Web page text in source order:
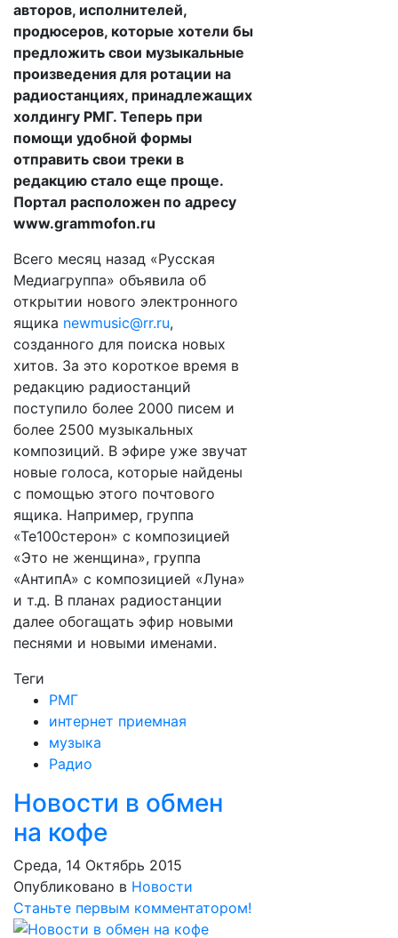
авторов, исполнителей,
продюсеров, которые хотели бы
предложить свои музыкальные
произведения для ротации на
радиостанциях, принадлежащих
холдингу РМГ. Теперь при
помощи удобной формы
отправить свои треки в
редакцию стало еще проще.
Портал расположен по адресу
www.grammofon.ru
Всего месяц назад «Русская
Медиагруппа» объявила об
открытии нового электронного
ящика newmusic@rr.ru,
созданного для поиска новых
хитов. За это короткое время в
редакцию радиостанций
поступило более 2000 писем и
более 2500 музыкальных
композиций. В эфире уже звучат
новые голоса, которые найдены
с помощью этого почтового
ящика. Например, группа
«Те100стерон» с композицией
«Это не женщина», группа
«АнтипА» с композицией «Луна»
и т.д. В планах радиостанции
далее обогащать эфир новыми
песнями и новыми именами.
Теги
РМГ
интернет приемная
музыка
Радио
Новости в обмен
на кофе
Среда, 14 Октябрь 2015
Опубликовано в Новости
Станьте первым комментатором!